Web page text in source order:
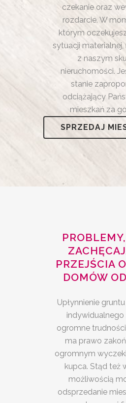
czekanie oraz
rozdarcie. W
którym
sytuacji
z naszym
nieruchomości.
stanie
odciążający
mieszkań za
SPRZEDAJ
PRZEJŚCIA
DOMÓW
Upłynnienie
indywidualnego
ogromne
ma prawo
ogromnym
kupca. Stąd też
możliwością
odsprzedanie